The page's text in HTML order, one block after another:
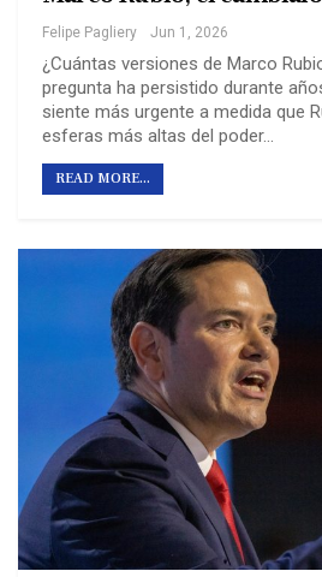
Felipe Pagliery Jun 1, 2026
¿Cuántas versiones de Marco
pregunta ha persistido durante
siente más urgente a medida que
esferas más altas del poder…
READ MORE...